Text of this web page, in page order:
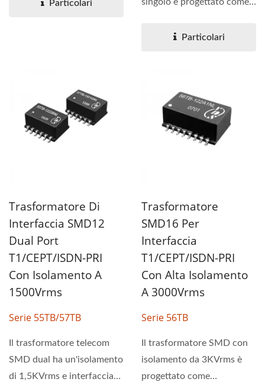
Particolari
singolo è progettato come
Particolari
Trasformatore Di
Interfaccia SMD12
Dual Port
T1/CEPT/ISDN-PRI
Con Isolamento A
1500Vrms
Serie 55TB/57TB
Il trasformatore telecom
SMD dual ha un'isolamento
di 1,5KVrms e interfaccia
Trasformatore
SMD16 Per
Interfaccia
T1/CEPT/ISDN-PRI
Con Alta Isolamento
A 3000Vrms
Serie 56TB
Il trasformatore SMD con
isolamento da 3KVrms è
progettato come